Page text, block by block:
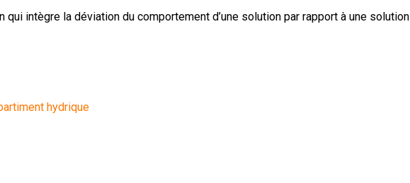
qui intègre la déviation du comportement d’une solution par rapport à une solution
hydrique